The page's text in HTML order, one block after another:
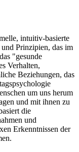
intuitiv-basierte
Prinzipien, das im
"gesunde
Verhalten,
Beziehungen, das
um uns herum
und mit ihnen zu
die
und
Erkenntnissen der